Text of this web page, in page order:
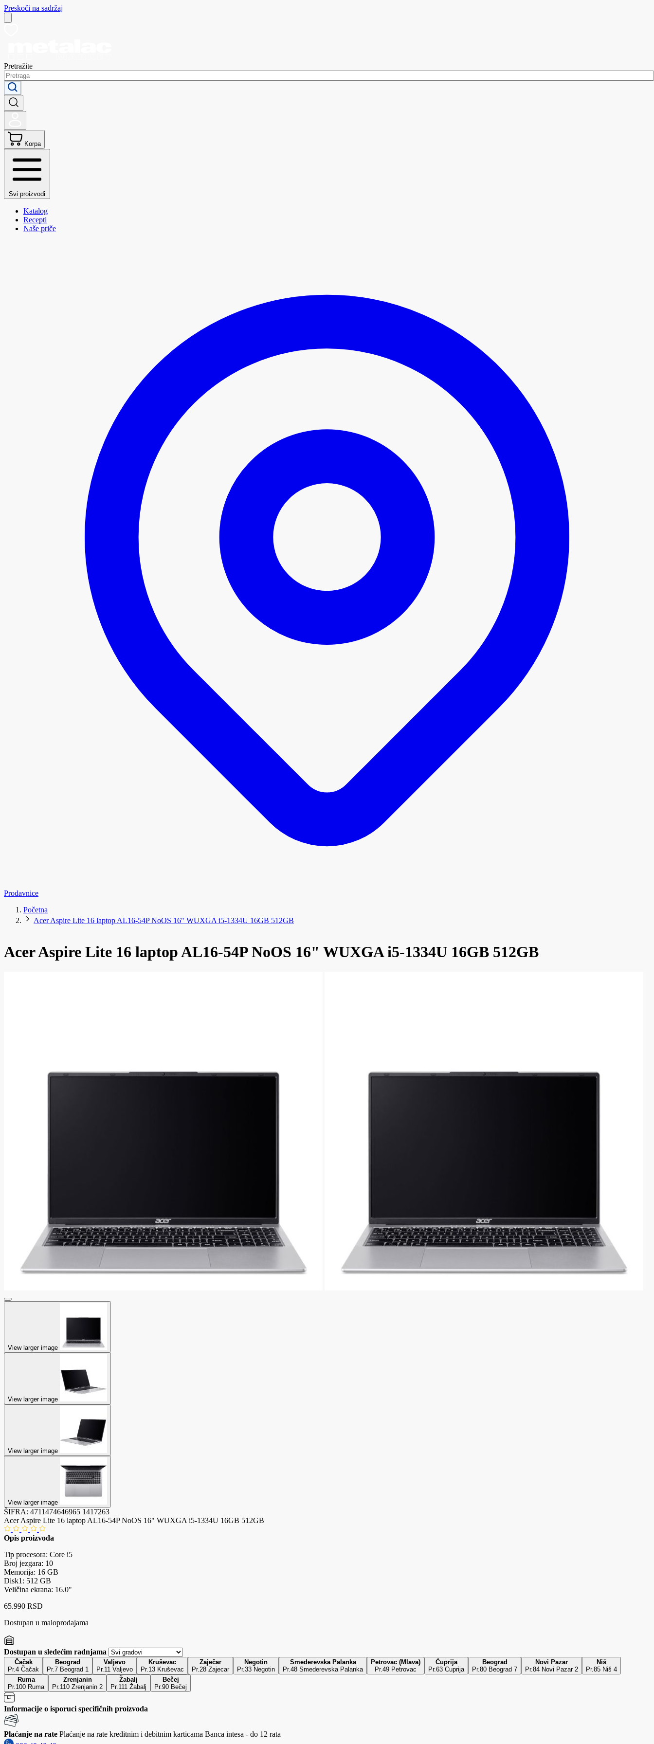
Preskoči na sadržaj
Pretražite
Korpa
Svi proizvodi
Katalog
Recepti
Naše priče
Prodavnice
Početna
Acer Aspire Lite 16 laptop AL16-54P NoOS 16" WUXGA i5-1334U 16GB 512GB
Acer Aspire Lite 16 laptop AL16-54P NoOS 16" WUXGA i5-1334U 16GB 512GB
View larger image
View larger image
View larger image
View larger image
ŠIFRA: 4711474646965 1417263
Acer Aspire Lite 16 laptop AL16-54P NoOS 16" WUXGA i5-1334U 16GB 512GB
Opis proizvoda
Tip procesora: Core i5
Broj jezgara: 10
Memorija: 16 GB
Disk1: 512 GB
Veličina ekrana: 16.0"
65.990 RSD
Dostupan u maloprodajama
Dostupan u sledećim radnjama
Čačak
Pr.4 Čačak
Beograd
Pr.7 Beograd 1
Valjevo
Pr.11 Valjevo
Kruševac
Pr.13 Kruševac
Zaječar
Pr.28 Zajecar
Negotin
Pr.33 Negotin
Smederevska Palanka
Pr.48 Smederevska Palanka
Petrovac (Mlava)
Pr.49 Petrovac
Ćuprija
Pr.63 Cuprija
Beograd
Pr.80 Beograd 7
Novi Pazar
Pr.84 Novi Pazar 2
Niš
Pr.85 Niš 4
Ruma
Pr.100 Ruma
Zrenjanin
Pr.110 Zrenjanin 2
Žabalj
Pr.111 Žabalj
Bečej
Pr.90 Bečej
Informacije o isporuci specifičnih proizvoda
Plaćanje na rate Plaćanje na rate kreditnim i debitnim karticama Banca intesa - do 12 rata